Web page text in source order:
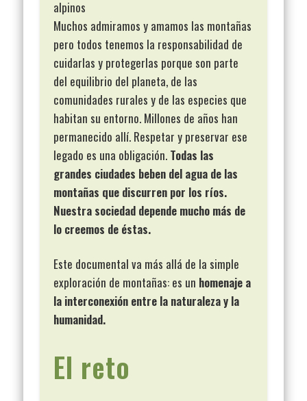
alpinos
Muchos admiramos y amamos las montañas
pero todos tenemos la responsabilidad de
cuidarlas y protegerlas porque son parte
del equilibrio del planeta, de las
comunidades rurales y de las especies que
habitan su entorno. Millones de años han
permanecido allí. Respetar y preservar ese
legado es una obligación. Todas las
grandes ciudades beben del agua de las
montañas que discurren por los ríos.
Nuestra sociedad depende mucho más de
lo creemos de éstas.
Este documental va más allá de la simple
exploración de montañas: es un homenaje a
la interconexión entre la naturaleza y la
humanidad.
El reto